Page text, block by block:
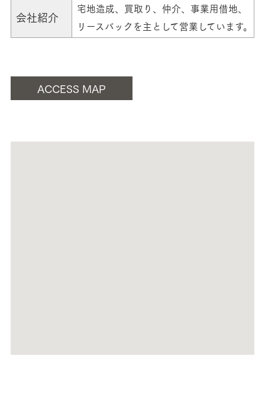
会社紹介
宅地造成、買取り、仲介、事業用借地、
リースバックを主として営業しています。
ACCESS MAP